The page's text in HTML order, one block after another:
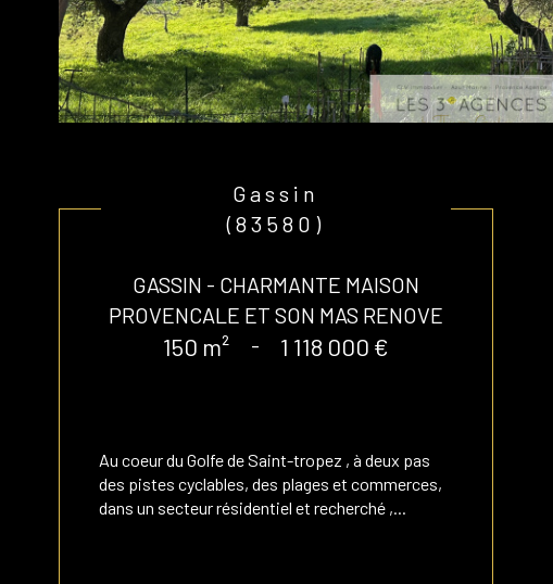
Gassin
(83580)
GASSIN - CHARMANTE MAISON
PROVENCALE ET SON MAS RENOVE
150 m² - 1 118 000 €
Au coeur du Golfe de Saint-tropez , à deux pas
des pistes cyclables, des plages et commerces,
dans un secteur résidentiel et recherché ,...